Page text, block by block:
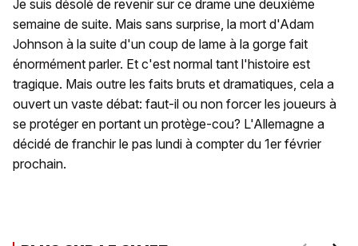
Je suis désolé de revenir sur ce drame une deuxième
semaine de suite. Mais sans surprise, la mort d'Adam
Johnson à la suite d'un coup de lame à la gorge fait
énormément parler. Et c'est normal tant l'histoire est
tragique. Mais outre les faits bruts et dramatiques, cela a
ouvert un vaste débat: faut-il ou non forcer les joueurs à
se protéger en portant un protège-cou? L'Allemagne a
décidé de franchir le pas lundi à compter du 1er février
prochain.